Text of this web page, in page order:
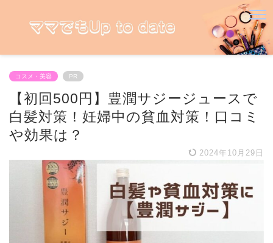
コスメ・美容 PR
【初回500円】豊潤サジージュースで
白髪対策！妊婦中の貧血対策！口コミ
や効果は？
2024年10月29日